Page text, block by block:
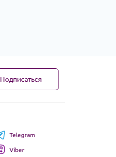
Подписаться
Telegram
Viber